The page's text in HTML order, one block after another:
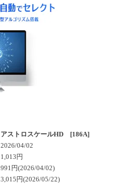
アストロスケールHD [186A]
2026/04/02
1,013円
991円(2026/04/02)
3,015円(2026/05/22)